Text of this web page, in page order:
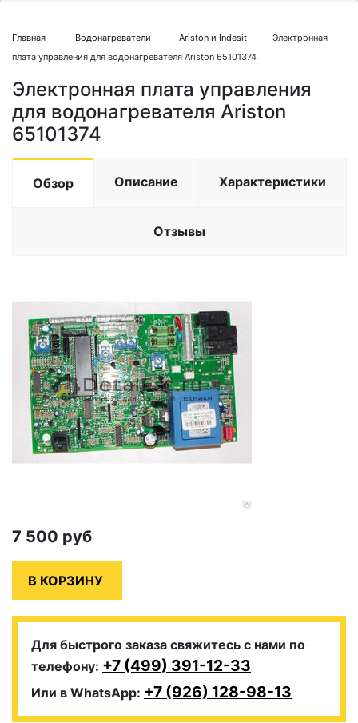
Главная Водонагреватели Ariston и Indesit
Электронная
плата управления для водонагревателя Ariston 65101374
Электронная плата управления
для водонагревателя Ariston
65101374
Обзор Описание Характеристики
Отзывы
7 500 руб
Для быстрого заказа свяжитесь с нами по
телефону: +7 (499) 391-12-33
Или в WhatsApp: +7 (926) 128-98-13